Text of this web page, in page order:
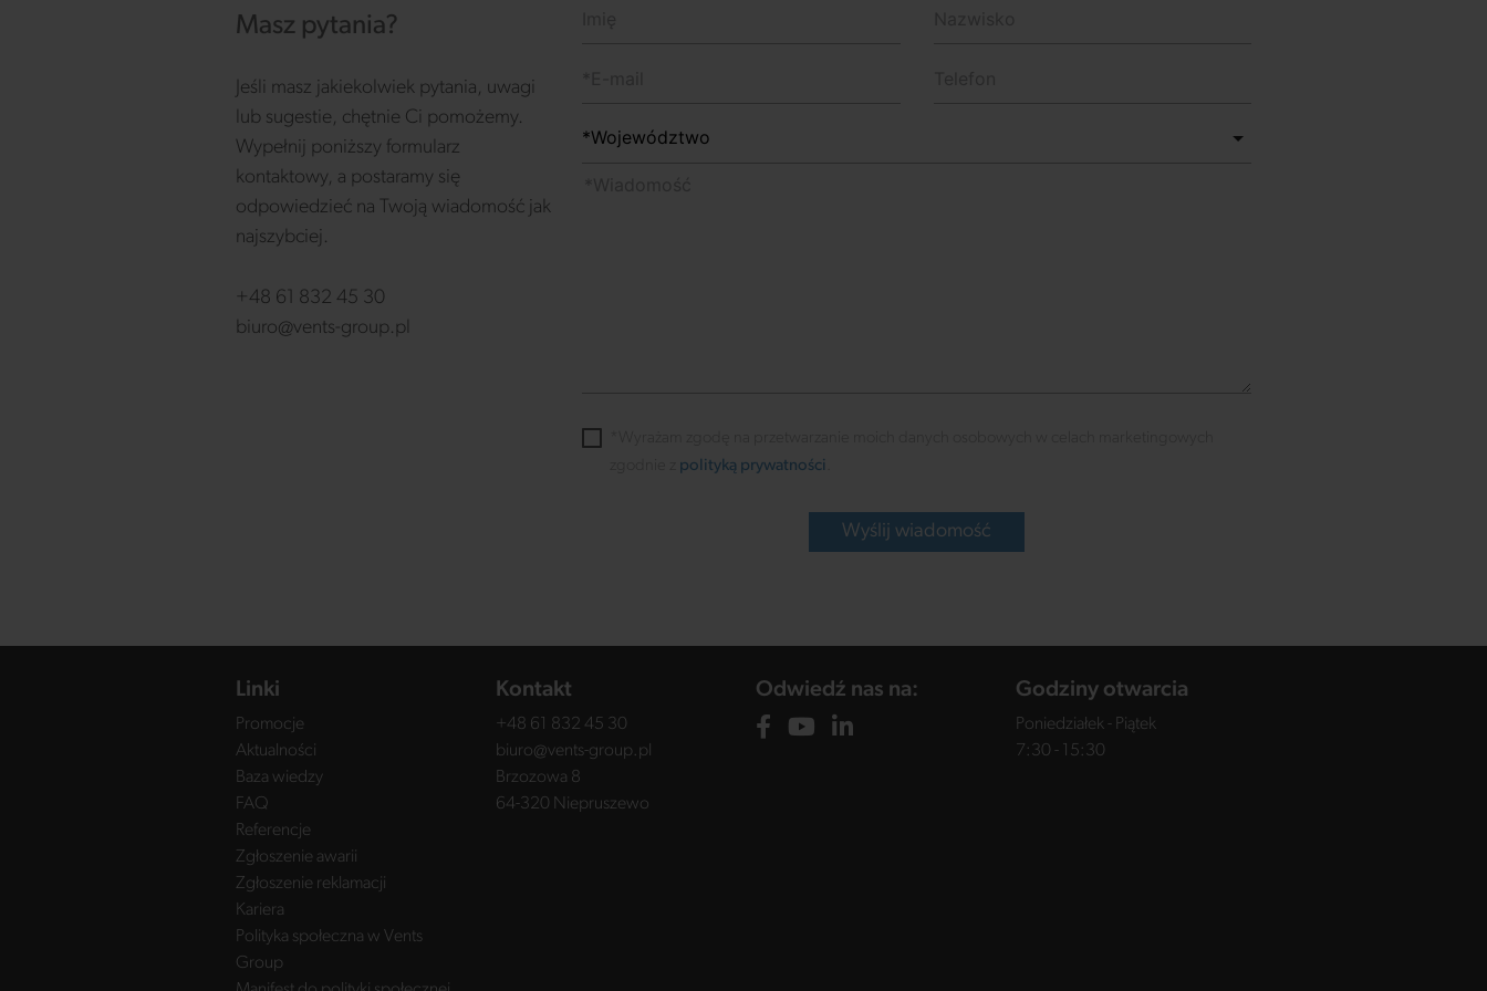
Masz pytania?
Jeśli masz jakiekolwiek pytania, uwagi
lub sugestie, chętnie Ci pomożemy.
Wypełnij poniższy formularz
kontaktowy, a postaramy się
odpowiedzieć na Twoją wiadomość jak
najszybciej.
+48 61 832 45 30
biuro@vents-group.pl
polityką prywatności
Wyślij wiadomość
Linki
Promocje
Aktualności
Baza wiedzy
FAQ
Referencje
Zgłoszenie awarii
Zgłoszenie reklamacji
Kariera
Polityka społeczna w Vents
Group
Kontakt
+48 61 832 45 30
biuro@vents-group.pl
Brzozowa 8
64-320 Niepruszewo
Odwiedź nas na: Godziny otwarcia
Poniedziałek - Piątek
7:30 - 15:30